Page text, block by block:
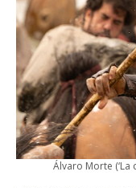
Álvaro Morte (‘La